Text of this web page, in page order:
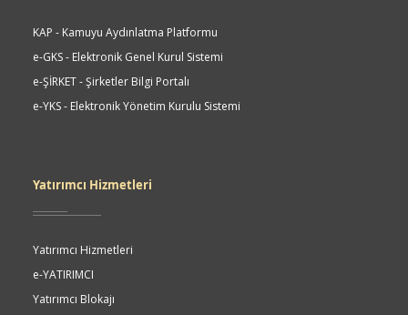
KAP - Kamuyu Aydınlatma Platformu
e-GKS - Elektronik Genel Kurul Sistemi
e-ŞİRKET - Şirketler Bilgi Portalı
e-YKS - Elektronik Yönetim Kurulu Sistemi
Yatırımcı Hizmetleri
Yatırımcı Hizmetleri
e-YATIRIMCI
Yatırımcı Blokajı